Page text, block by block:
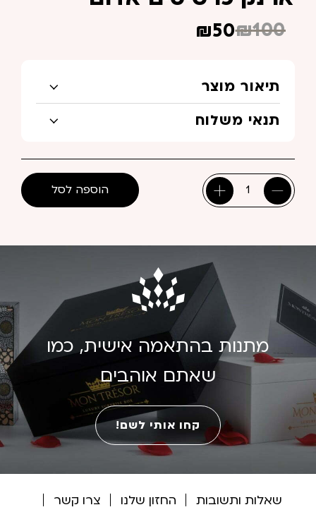
₪100
המחיר
היה:
₪100.
₪50המחיר
הוא:
₪50.
תיאור מוצר
תנאי משלוח
כמות
ארנק
אדום
הוספה לסל
מתנות בהתאמה אישית, כמו
שאתם אוהבים
קחו אותי לשם!
שאלות ותשובות החזון שלנו צרו קשר